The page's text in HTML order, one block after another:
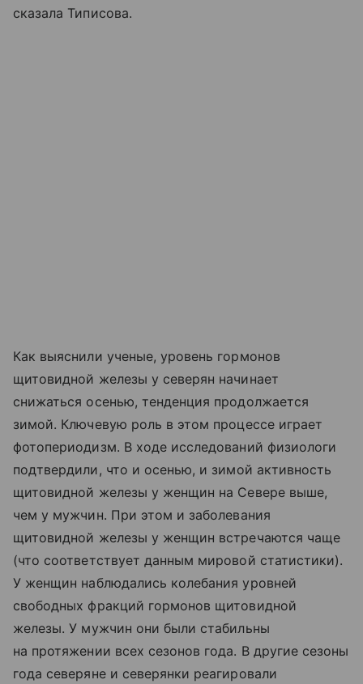
сказала Типисова.
Как выяснили ученые, уровень гормонов
щитовидной железы у северян начинает
снижаться осенью, тенденция продолжается
зимой. Ключевую роль в этом процессе играет
фотопериодизм. В ходе исследований физиологи
подтвердили, что и осенью, и зимой активность
щитовидной железы у женщин на Севере выше,
чем у мужчин. При этом и заболевания
щитовидной железы у женщин встречаются чаще
(что соответствует данным мировой статистики).
У женщин наблюдались колебания уровней
свободных фракций гормонов щитовидной
железы. У мужчин они были стабильны
на протяжении всех сезонов года. В другие сезоны
года северяне и северянки реагировали